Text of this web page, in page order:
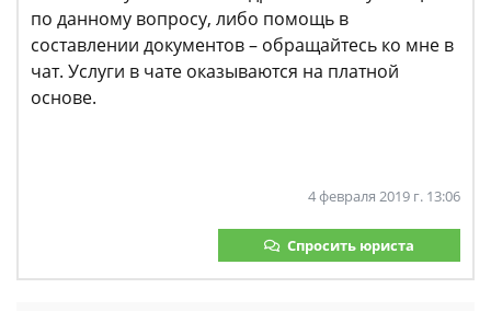
по данному вопросу, либо помощь в
составлении документов – обращайтесь ко мне в
чат. Услуги в чате оказываются на платной
основе.
4 февраля 2019 г. 13:06
Спросить юриста